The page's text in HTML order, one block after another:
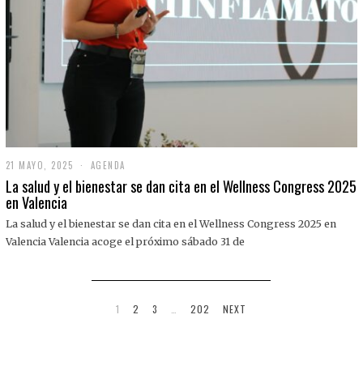
21 MAYO, 2025
1
M
O
,
AGENDA
La salud y el bienestar se dan cita en el Wellness Congress 2025
en Valencia
La salud y el bienestar se dan cita en el Wellness Congress 2025 en
Valencia Valencia acoge el próximo sábado 31 de
1 2 3 202 NEXT